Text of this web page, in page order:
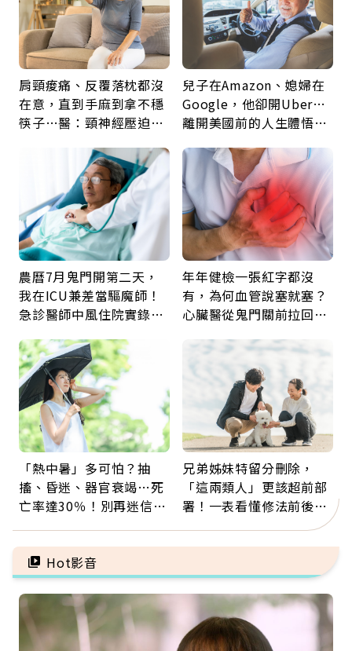
肩頸痠痛、反覆落枕都沒
在意，直到手麻到拿不穩
筷子…醫：頸神經壓迫上
兒子在Amazon、媳婦在
Google，他卻開Uber…
離開美國前的人生體悟：
農曆7月鬼門開第二天，
我在ICU兼差當驅魔師！
急診醫師中風住院實錄：
年年健檢一張紅字都沒
有，為何血管說塞就塞？
心臟醫從鬼門關前拉回病
字
「熱中暑」多可怕？抽
搐、昏迷、器官衰竭…死
亡率達30％！別再迷信
5招才能真救命
兄弟姊妹特留分刪除，
「這兩類人」更該超前部
署！一表看懂修法前後差
異：沒留遺囑手足反而分
更多
Hot影音